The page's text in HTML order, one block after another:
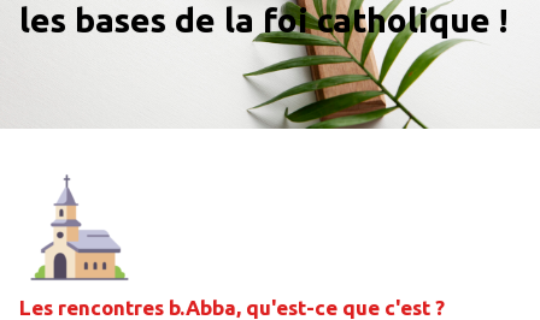
les bases de la foi catholique !
Les rencontres b.Abba, qu'est-ce que c'est ?